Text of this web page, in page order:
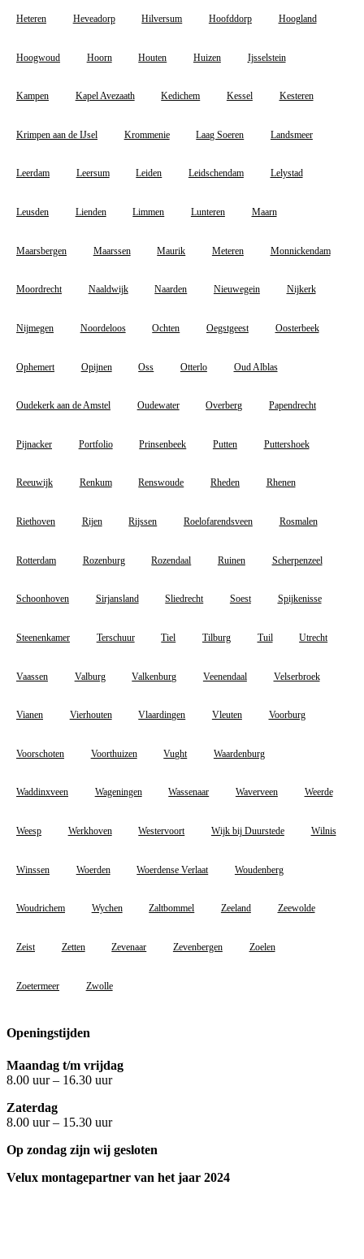
Heteren Heveadorp Hilversum Hoofddorp Hoogland
Hoogwoud Hoorn Houten Huizen Ijsselstein
Kampen Kapel Avezaath Kedichem Kessel Kesteren
Krimpen aan de IJsel Krommenie Laag Soeren Landsmeer
Leerdam Leersum Leiden Leidschendam Lelystad
Leusden Lienden Limmen Lunteren Maarn
Maarsbergen Maarssen Maurik Meteren Monnickendam
Moordrecht Naaldwijk Naarden Nieuwegein Nijkerk
Nijmegen Noordeloos Ochten Oegstgeest Oosterbeek
Ophemert Opijnen Oss Otterlo Oud Alblas
Oudekerk aan de Amstel Oudewater Overberg Papendrecht
Pijnacker Portfolio Prinsenbeek Putten Puttershoek
Reeuwijk Renkum Renswoude Rheden Rhenen
Riethoven Rijen Rijssen Roelofarendsveen Rosmalen
Rotterdam Rozenburg Rozendaal Ruinen Scherpenzeel
Schoonhoven Sirjansland Sliedrecht Soest Spijkenisse
Steenenkamer Terschuur Tiel Tilburg Tuil Utrecht
Vaassen Valburg Valkenburg Veenendaal Velserbroek
Vianen Vierhouten Vlaardingen Vleuten Voorburg
Voorschoten Voorthuizen Vught Waardenburg
Waddinxveen Wageningen Wassenaar Waverveen Weerde
Weesp Werkhoven Westervoort Wijk bij Duurstede Wilnis
Winssen Woerden Woerdense Verlaat Woudenberg
Woudrichem Wychen Zaltbommel Zeeland Zeewolde
Zeist Zetten Zevenaar Zevenbergen Zoelen
Zoetermeer Zwolle
Openingstijden
Maandag t/m vrijdag
8.00 uur – 16.30 uur
Zaterdag
8.00 uur – 15.30 uur
Op zondag zijn wij gesloten
Velux montagepartner van het jaar 2024